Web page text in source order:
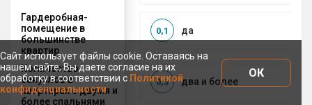
Гардеробная-
помещение в
большинстве
квартир
да
0,1
Количество
санузлов в
квартирах с двумя и
более спальнями
два и более
0,3
Сайт использует файлы cookie. Оставаясь на
нашем сайте, Вы даете согласие на их
обработку в соответствии с Политикой
конфиденциальности
ОК